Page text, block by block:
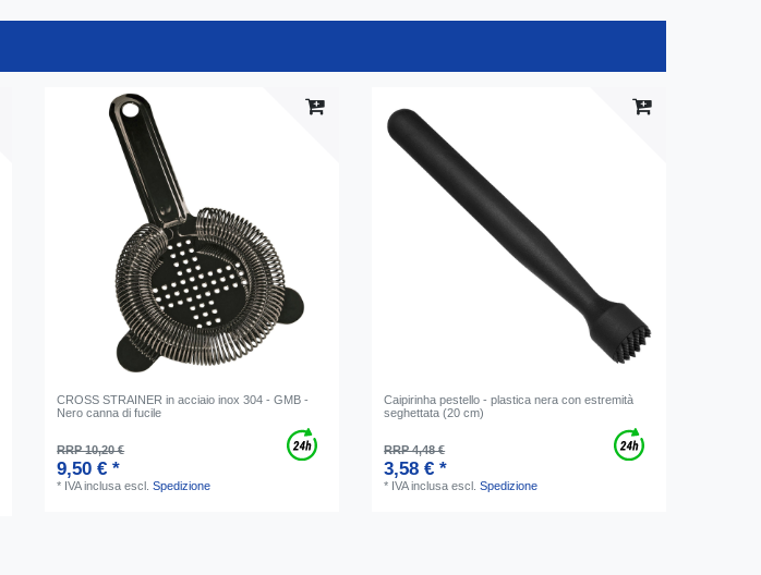
CROSS STRAINER in acciaio inox 304 - GMB -
Nero canna di fucile
RRP 10,20 €
9,50 € *
* IVA inclusa escl.Spedizione
Caipirinha pestello - plastica nera con estremità
seghettata (20 cm)
RRP 4,48 €
3,58 € *
* IVA inclusa escl.Spedizione